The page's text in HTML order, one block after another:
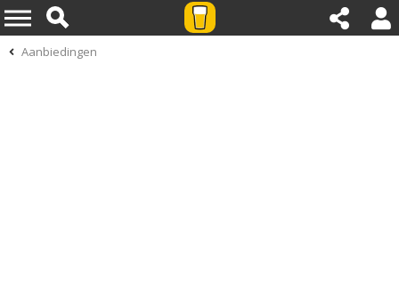
Aanbiedingen